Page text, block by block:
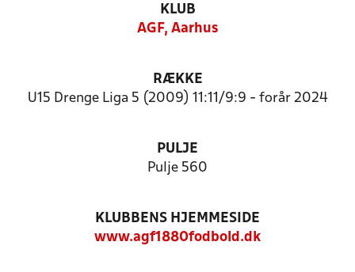
KLUB
AGF, Aarhus
RÆKKE
U15 Drenge Liga 5 (2009) 11:11/9:9 - forår 2024
PULJE
Pulje 560
KLUBBENS HJEMMESIDE
www.agf1880fodbold.dk